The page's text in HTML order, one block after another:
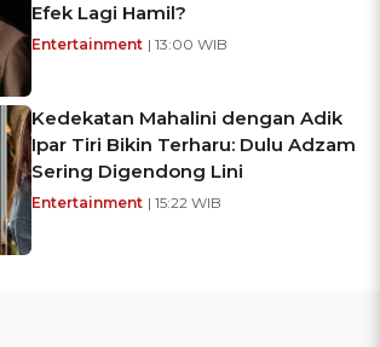
Efek Lagi Hamil?
Entertainment | 13:00 WIB
Kedekatan Mahalini dengan Adik
Ipar Tiri Bikin Terharu: Dulu Adzam
Sering Digendong Lini
Entertainment | 15:22 WIB